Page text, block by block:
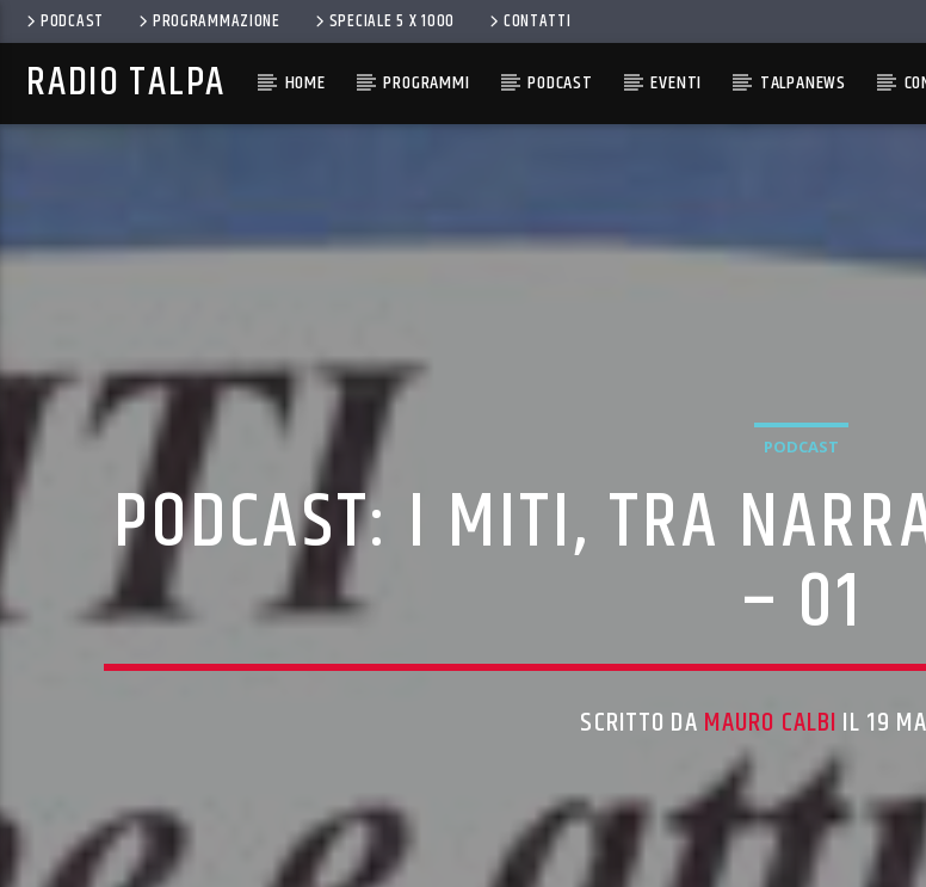
PODCAST PROGRAMMAZIONE SPECIALE 5 X 1000 CONTATTI
RADIO TALPA HOME PROGRAMMI PODCAST EVENTI TALPANEWS
PODCAST
PODCAST: I MITI, TRA
– 01
SCRITTO DA MAURO CALBI IL 19